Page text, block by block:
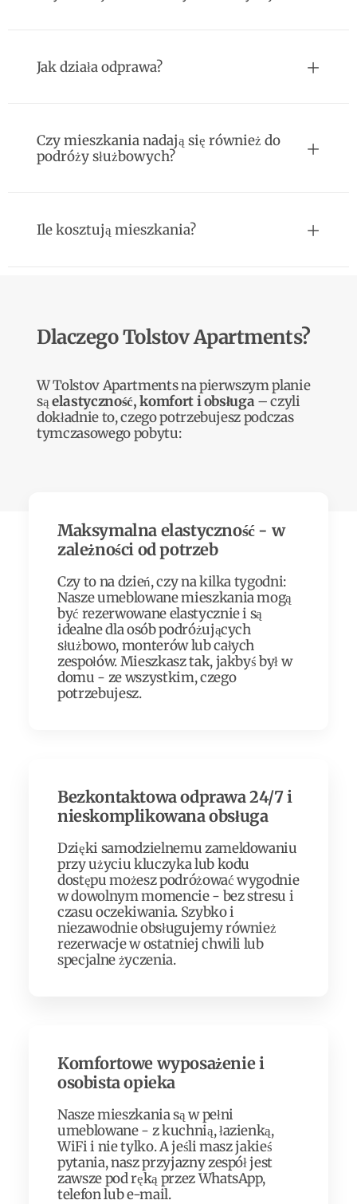
Jak działa odprawa?
Czy mieszkania nadają się również do
podróży służbowych?
Ile kosztują mieszkania?
Dlaczego Tolstov Apartments?
W Tolstov Apartments na pierwszym planie
sąelastyczność, komfort i obsługa – czyli
dokładnie to, czego potrzebujesz podczas
tymczasowego pobytu:
Maksymalna elastyczność - w
zależności od potrzeb
Czy to na dzień, czy na kilka tygodni:
Nasze umeblowane mieszkania mogą
być rezerwowane elastycznie i są
idealne dla osób podróżujących
służbowo, monterów lub całych
zespołów. Mieszkasz tak, jakbyś był w
domu - ze wszystkim, czego
potrzebujesz.
Bezkontaktowa odprawa 24/7 i
nieskomplikowana obsługa
Dzięki samodzielnemu zameldowaniu
przy użyciu kluczyka lub kodu
dostępu możesz podróżować wygodnie
w dowolnym momencie - bez stresu i
czasu oczekiwania. Szybko i
niezawodnie obsługujemy również
rezerwacje w ostatniej chwili lub
specjalne życzenia.
Komfortowe wyposażenie i
osobista opieka
Nasze mieszkania są w pełni
umeblowane - z kuchnią, łazienką,
WiFi i nie tylko. A jeśli masz jakieś
pytania, nasz przyjazny zespół jest
zawsze pod ręką przez WhatsApp,
telefon lub e-mail.